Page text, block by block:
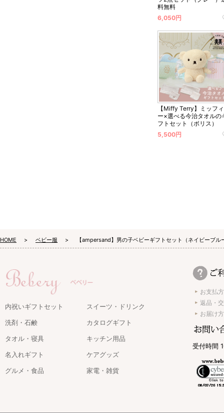
料無料
6,050円
【Miffy Terry】ミッフィ
ー×選べる今治タオルの
フトセット（ボリス）
5,500円
HOME ベビー服 【ampersand】男の子ベビーギフトセット（ネイビーブル
内祝いギフトセット
スイーツ・ドリンク
洗剤・石鹸
カタログギフト
タオル・寝具
キッチン用品
名入れギフト
ケアグッズ
グルメ・食品
家電・雑貨
お支払
返品・
お届け
受付時間